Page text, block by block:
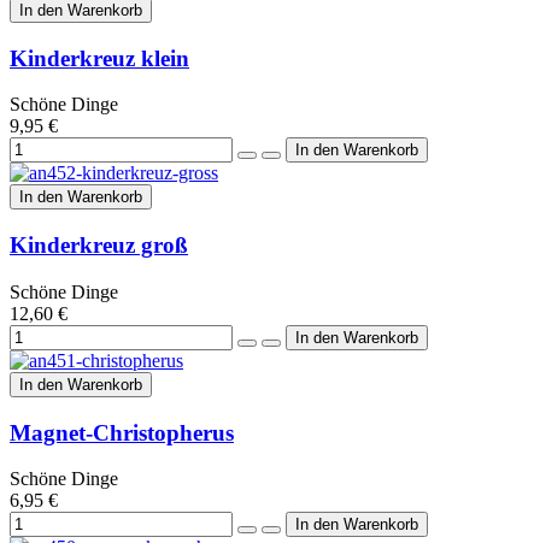
In den Warenkorb
Kinderkreuz klein
Schöne Dinge
9,95 €
In den Warenkorb
Kinderkreuz groß
Schöne Dinge
12,60 €
In den Warenkorb
Magnet-Christopherus
Schöne Dinge
6,95 €